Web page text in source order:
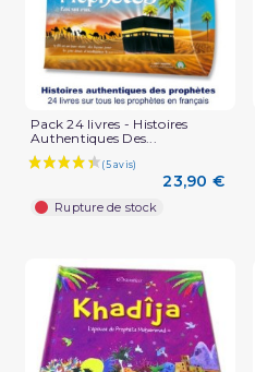
Pack 24 livres - Histoires
Authentiques Des...
23,90 €
Rupture de stock